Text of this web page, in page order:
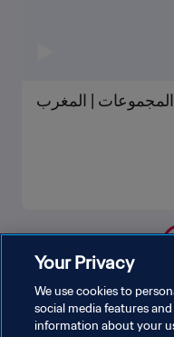
المجموعات | المغرب
Your Privacy
We use cookies to
social media features
information about your